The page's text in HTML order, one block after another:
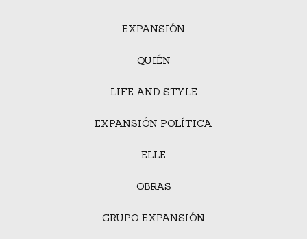
EXPANSIÓN
QUIÉN
LIFE AND STYLE
EXPANSIÓN POLÍTICA
ELLE
OBRAS
GRUPO EXPANSIÓN